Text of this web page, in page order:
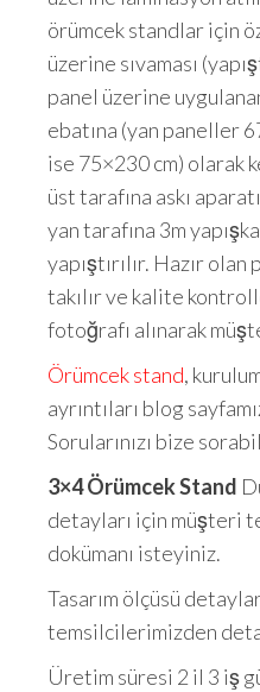
örümcek standlar için
üzerine sıvaması
panel üzerine
ebatına (yan paneller
ise 75×230 cm) olarak
üst tarafına askı
yan tarafına 3m
yapıştırılır. Hazır
takılır ve kalite
fotoğrafı alınarak
Örümcek stand,
ayrıntıları blog
Sorularınızı bize
3×4 Örümcek Stand
detayları için müşteri
dokümanı isteyiniz.
Tasarım ölçüsü
temsilcilerimizden
Üretim süresi 2 il 3 iş